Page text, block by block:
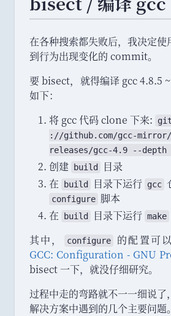
在各种搜索都失败后， 我决定使
到行为出现变化的 commit。
要 bisect， 就得编译 gcc 4.8.5
如下：
将 gcc 代码 clone 下来:
git
://github. com/gcc-mirror/
releases/gcc-4. 9 --depth
创建 build
目录
在
build 目录下运行 gcc
configure 脚本
在
build 目录下运行 make
其中， configure 的配置可
GCC: Configuration - GNU
bisect 一下， 就没仔细研究。
过程中走的弯路就不一一细说了，
解决方案中遇到的几个主要问题。